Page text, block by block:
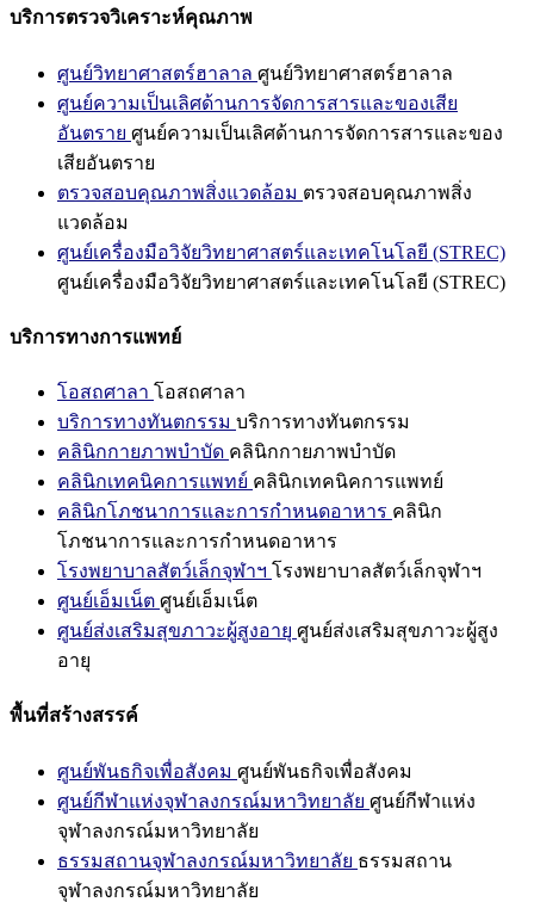
บริการตรวจวิเคราะห์คุณภาพ
ศูนย์วิทยาศาสตร์ฮาลาล ศูนย์วิทยาศาสตร์ฮาลาล
ศูนย์ความเป็นเลิศด้านการจัดการสารและของเสีย
อันตราย ศูนย์ความเป็นเลิศด้านการจัดการสารและของ
เสียอันตราย
ตรวจสอบคุณภาพสิ่งแวดล้อม ตรวจสอบคุณภาพสิ่ง
แวดล้อม
ศูนย์เครื่องมือวิจัยวิทยาศาสตร์และเทคโนโลยี (STREC)
ศูนย์เครื่องมือวิจัยวิทยาศาสตร์และเทคโนโลยี (STREC)
บริการทางการแพทย์
โอสถศาลา โอสถศาลา
บริการทางทันตกรรม บริการทางทันตกรรม
คลินิกกายภาพบำบัด คลินิกกายภาพบำบัด
คลินิกเทคนิคการแพทย์ คลินิกเทคนิคการแพทย์
คลินิกโภชนาการและการกำหนดอาหาร คลินิก
โภชนาการและการกำหนดอาหาร
โรงพยาบาลสัตว์เล็กจุฬาฯ โรงพยาบาลสัตว์เล็กจุฬาฯ
ศูนย์เอ็มเน็ต ศูนย์เอ็มเน็ต
ศูนย์ส่งเสริมสุขภาวะผู้สูงอายุ ศูนย์ส่งเสริมสุขภาวะผู้สูง
อายุ
พื้นที่สร้างสรรค์
ศูนย์พันธกิจเพื่อสังคม ศูนย์พันธกิจเพื่อสังคม
ศูนย์กีฬาแห่งจุฬาลงกรณ์มหาวิทยาลัย ศูนย์กีฬาแห่ง
จุฬาลงกรณ์มหาวิทยาลัย
ธรรมสถานจุฬาลงกรณ์มหาวิทยาลัย ธรรมสถาน
จุฬาลงกรณ์มหาวิทยาลัย